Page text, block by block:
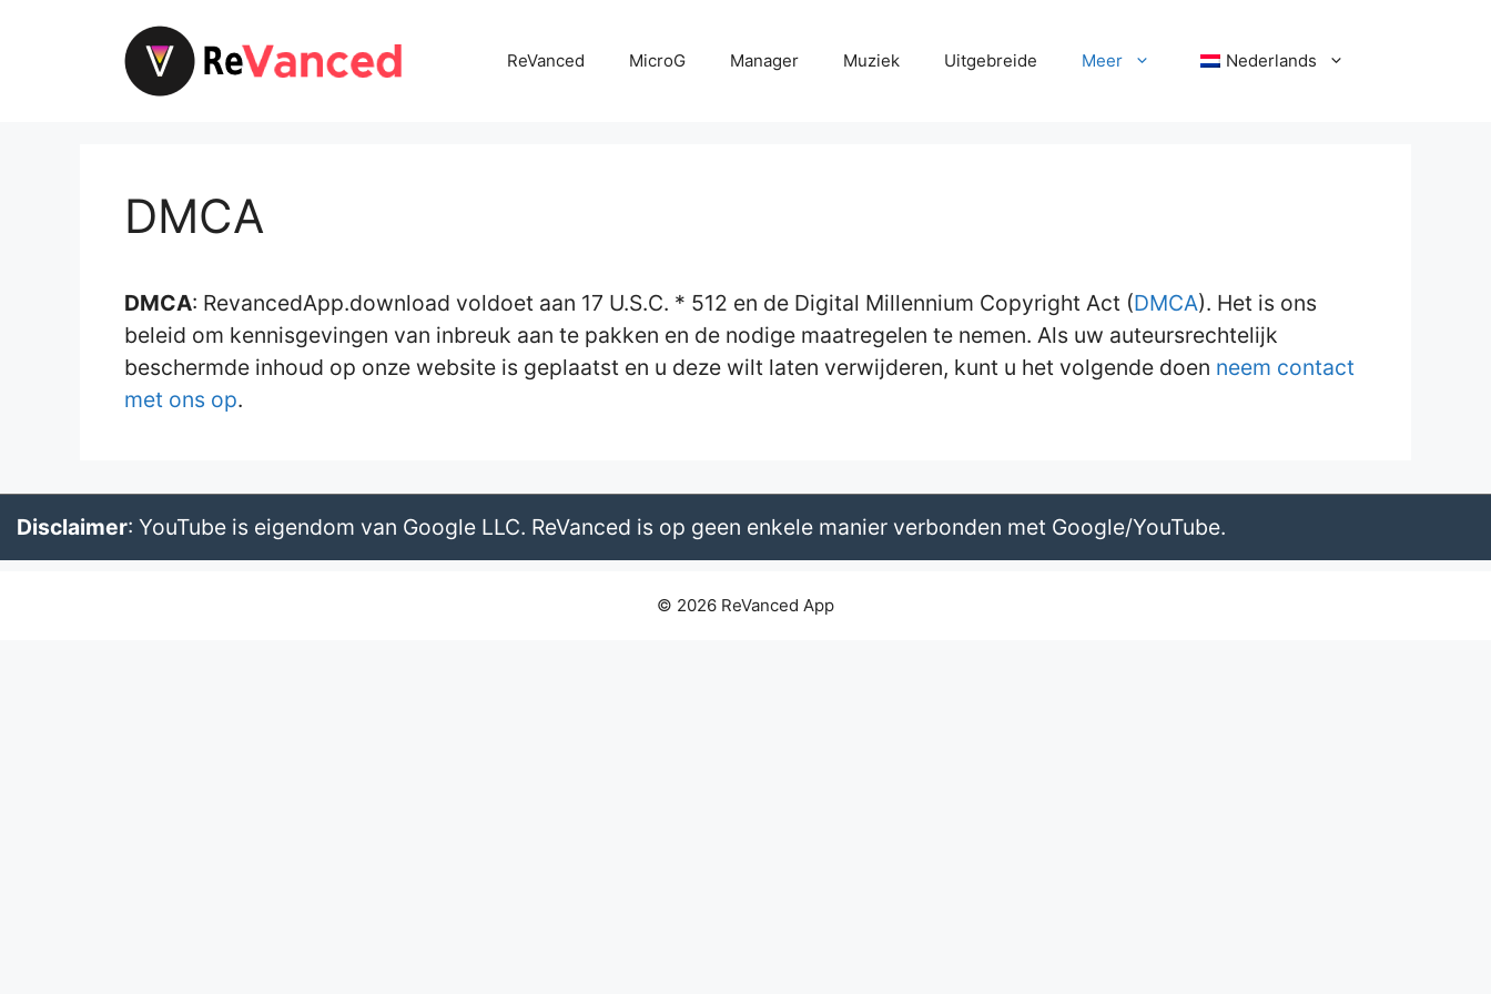
ReVanced MicroG Manager Muziek Uitgebreide Meer Nederlands
DMCA
DMCA: RevancedApp.download voldoet aan 17 U.S.C. * 512 en de Digital Millennium Copyright Act (DMCA). Het is ons
beleid om kennisgevingen van inbreuk aan te pakken en de nodige maatregelen te nemen. Als uw auteursrechtelijk
beschermde inhoud op onze website is geplaatst en u deze wilt laten verwijderen, kunt u het volgende doen neem contact
met ons op.
Disclaimer: YouTube is eigendom van Google LLC. ReVanced is op geen enkele manier verbonden met Google/YouTube.
© 2026 ReVanced App